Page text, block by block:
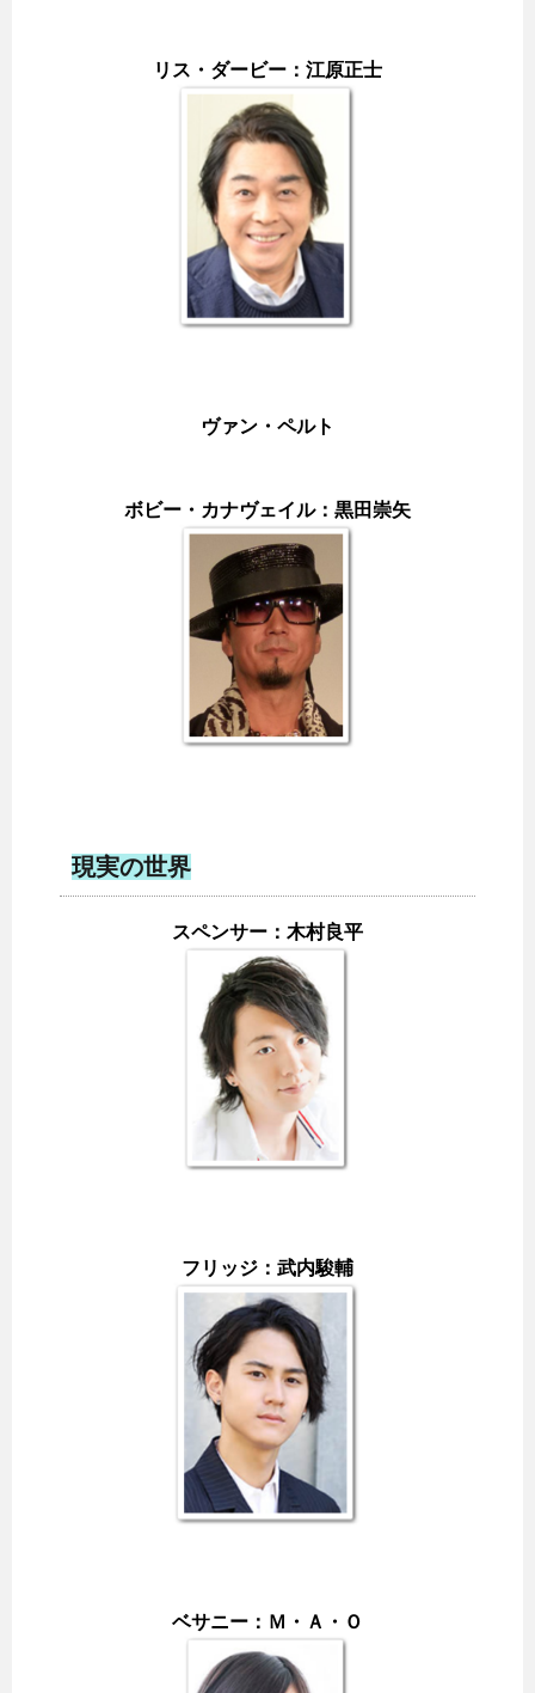
リス・ダービー：江原正士
ヴァン・ペルト
ボビー・カナヴェイル：黒田崇矢
現実の世界
スペンサー：木村良平
フリッジ：武内駿輔
ベサニー：Ｍ・Ａ・Ｏ